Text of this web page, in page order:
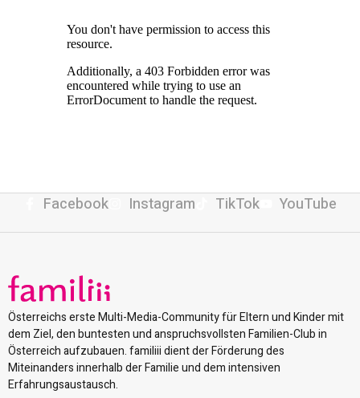
Facebook Instagram TikTok YouTube
Österreichs erste Multi-Media-Community für Eltern und Kinder mit
dem Ziel, den buntesten und anspruchsvollsten Familien-Club in
Österreich aufzubauen. familiii dient der Förderung des
Miteinanders innerhalb der Familie und dem intensiven
Erfahrungsaustausch.